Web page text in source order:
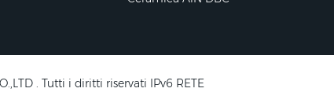
. Tutti i diritti riservati IPv6 RETE